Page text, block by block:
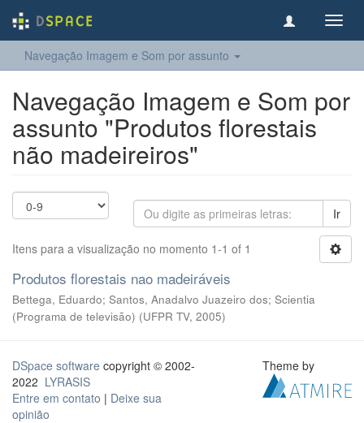
Navegação Imagem e Som por assunto
Navegação Imagem e Som por
assunto "Produtos florestais
não madeireiros"
Ir
Itens para a visualização no momento 1-1 of 1
Produtos florestais nao madeiráveis
Bettega, Eduardo; Santos, Anadalvo Juazeiro dos; Scientia
(Programa de televisão) (UFPR TV, 2005)
DSpace software copyright © 2002-
2022 LYRASIS
Entre em contato | Deixe sua
opinião
Theme by